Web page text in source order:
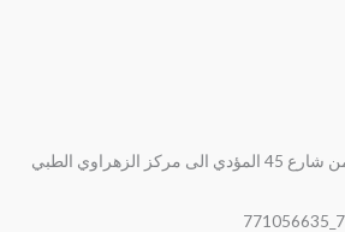
صنعاء شارع 26 المتفرع من شارع 45 المؤدي الى مركز الزهراوي الطبي